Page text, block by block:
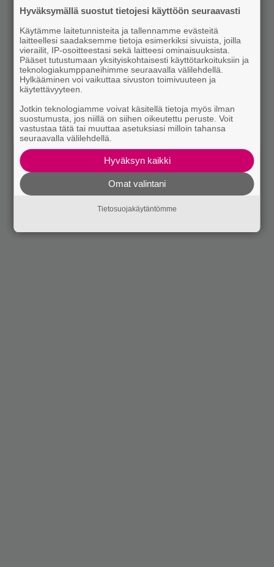
Hyväksymällä suostut tietojesi käyttöön seuraavasti
Käytämme laitetunnisteita ja tallennamme evästeitä
laitteellesi saadaksemme tietoja esimerkiksi sivuista, joilla
vierailit, IP-osoitteestasi sekä laitteesi ominaisuuksista.
Pääset tutustumaan yksityiskohtaisesti käyttötarkoituksiin ja
teknologiakumppaneihimme seuraavalla välilehdellä.
Hylkääminen voi vaikuttaa sivuston toimivuuteen ja
käytettävyyteen.
Jotkin teknologiamme voivat käsitellä tietoja myös ilman
suostumusta, jos niillä on siihen oikeutettu peruste. Voit
vastustaa tätä tai muuttaa asetuksiasi milloin tahansa
seuraavalla välilehdellä.
Hyväksyn kaikki
Omat valintani
Tietosuojakäytäntömme